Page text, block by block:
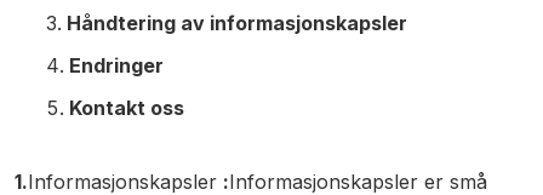
Håndtering av informasjonskapsler
Endringer
Kontakt oss
1.Informasjonskapsler :Informasjonskapsler er små